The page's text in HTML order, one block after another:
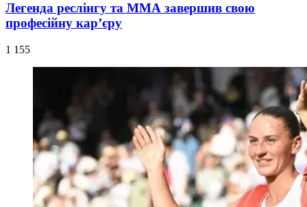
Легенда реслінгу та ММА завершив свою
професійну кар’єру
1 155